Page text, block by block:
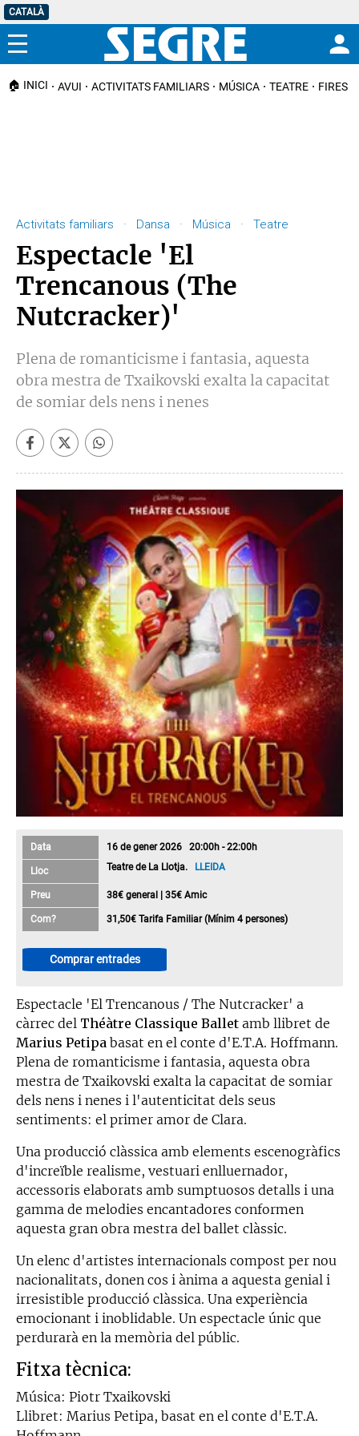
CATALÀ
Menú
🏠 INICI AVUI ACTIVITATS FAMILIARS MÚSICA TEATRE FIRES I
Activitats familiars · Dansa · Música · Teatre
Espectacle 'El
Trencanous (The
Nutcracker)'
Plena de romanticisme i fantasia, aquesta
obra mestra de Txaikovski exalta la capacitat
de somiar dels nens i nenes
Data 16 de gener 2026 20:00h - 22:00h
Lloc Teatre de La Llotja. LLEIDA
Preu 38€ general | 35€ Amic
Com? 31,50€ Tarifa Familiar (Mínim 4 persones)
Comprar entrades
Espectacle 'El Trencanous / The Nutcracker' a
càrrec del Théàtre Classique Ballet amb llibret de
Marius Petipa basat en el conte d'E.T.A. Hoffmann.
Plena de romanticisme i fantasia, aquesta obra
mestra de Txaikovski exalta la capacitat de somiar
dels nens i nenes i l'autenticitat dels seus
sentiments: el primer amor de Clara.
Una producció clàssica amb elements escenogràfics
d'increïble realisme, vestuari enlluernador,
accessoris elaborats amb sumptuosos detalls i una
gamma de melodies encantadores conformen
aquesta gran obra mestra del ballet clàssic.
Un elenc d'artistes internacionals compost per nou
nacionalitats, donen cos i ànima a aquesta genial i
irresistible producció clàssica. Una experiència
emocionant i inoblidable. Un espectacle únic que
perdurarà en la memòria del públic.
Fitxa tècnica:
Música: Piotr Txaikovski
Llibret: Marius Petipa, basat en el conte d'E.T.A.